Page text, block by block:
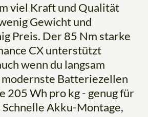
viel Kraft und Qualität
Gewicht und
Preis. Der 85 Nm starke
CX unterstützt
wenn du langsam
Batteriezellen
205 Wh pro kg - genug für
Schnelle Akku-Montage,